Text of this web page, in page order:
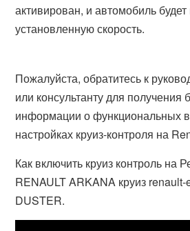
активирован, и автомобиль
установленную скорость.
Пожалуйста, обратитесь к
или консультанту для получения
информации о функциональных
настройках круиз-контроля на
Как включить круиз контроль на
RENAULT ARKANA круиз
DUSTER.